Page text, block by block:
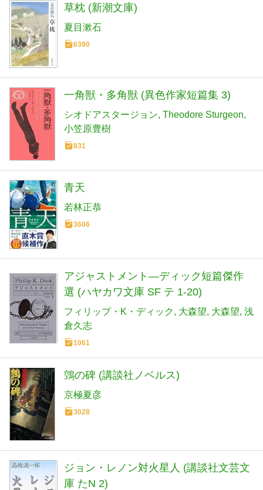
草枕 (新潮文庫)
夏目漱石
6390
一角獣・多角獣 (異色作家短篇集 3)
シオドアスタージョン Theodore Sturgeon
小笠原豊樹
831
青天
若林正恭
3606
アジャストメント―ディック短篇傑作
選 (ハヤカワ文庫 SF テ 1-20)
フィリップ・K・ディック 大森望 大森望 浅
倉久志
1061
鵼の碑 (講談社ノベルス)
京極夏彦
3028
ジョン・レノン対火星人 (講談社文芸文
庫 たN 2)